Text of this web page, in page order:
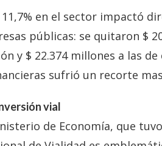
en el sector impactó
públicas: se quitaron $
y $ 22.374 millones a las
sufrió un recorte
vial
de Economía, que